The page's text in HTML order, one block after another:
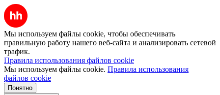
Мы используем файлы cookie, чтобы обеспечивать
правильную работу нашего веб-сайта и анализировать сетевой
трафик.
Правила использования файлов cookie
Мы используем файлы cookie. Правила использования
файлов cookie
Понятно